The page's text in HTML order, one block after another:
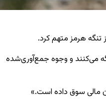
تنگه هرمز متهم کرد.
می‌کنند و وجوه جمع‌آوری‌شده
مالی سوق داده است.»